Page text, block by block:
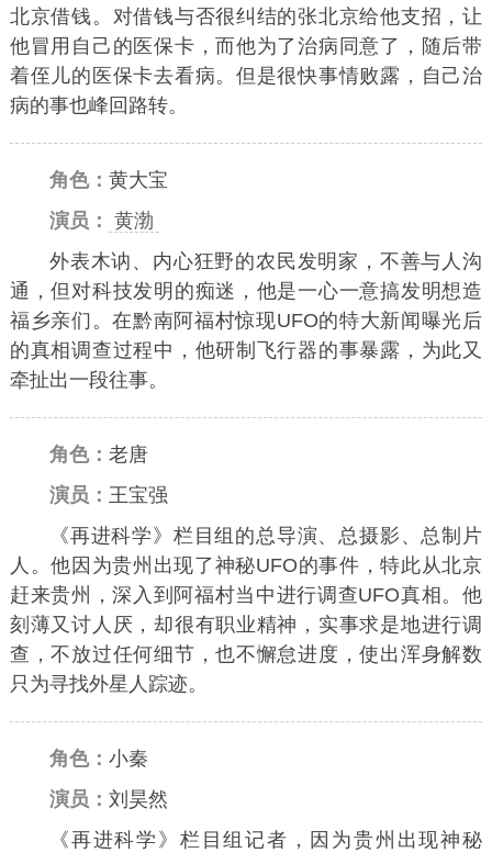
北京借钱。对借钱与否很纠结的张北京给他支招，让
他冒用自己的医保卡，而他为了治病同意了，随后带
着侄儿的医保卡去看病。但是很快事情败露，自己治
病的事也峰回路转。
角色： 黄大宝
演员： 黄渤
外表木讷、内心狂野的农民发明家，不善与人沟
通，但对科技发明的痴迷，他是一心一意搞发明想造
福乡亲们。在黔南阿福村惊现UFO的特大新闻曝光后
的真相调查过程中，他研制飞行器的事暴露，为此又
牵扯出一段往事。
角色： 老唐
演员： 王宝强
《再进科学》栏目组的总导演、总摄影、总制片
人。他因为贵州出现了神秘UFO的事件，特此从北京
赶来贵州，深入到阿福村当中进行调查UFO真相。他
刻薄又讨人厌，却很有职业精神，实事求是地进行调
查，不放过任何细节，也不懈怠进度，使出浑身解数
只为寻找外星人踪迹。
角色： 小秦
演员： 刘昊然
《再进科学》栏目组记者，因为贵州出现神秘